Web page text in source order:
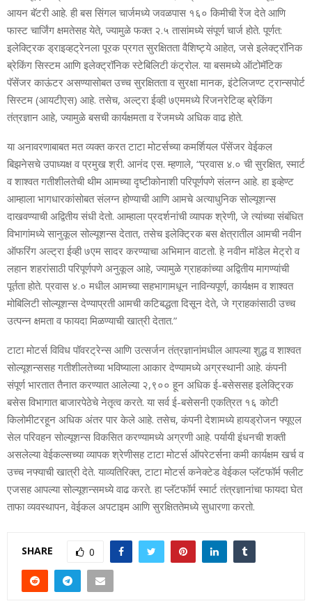
आयन बॅटरी आहे. ही बस सिंगल चार्जमध्‍ये जवळपास १६० किमीची रेंज देते आणि
फास्‍ट चार्जिंग क्षमतेसह येते, ज्‍यामुळे फक्‍त २.५ तासांमध्‍ये संपूर्ण चार्ज होते. पूर्णत:
इलेक्ट्रिक ड्राइव्‍हट्रेनला पूरक प्रगत सुरक्षितता वैशिष्‍ट्ये आहेत, जसे इलेक्‍ट्रॉनिक
ब्रेकिंग सिस्‍टम आणि इलेक्‍ट्रॉनिक स्‍टेबिलिटी कंट्रोल. या बसमध्‍ये ऑटोमॅटिक
पॅसेंजर काऊंटर असण्‍यासोबत उच्‍च सुरक्षितता व सुरक्षा मानक, इंटेलिजण्‍ट ट्रान्‍सपोर्ट
सिस्‍टम (आयटीएस) आहे. तसेच, अल्‍ट्रा ईव्‍ही ७एममध्‍ये रि‍जनरेटिव्‍ह ब्रेकिंग
तंत्रज्ञान आहे, ज्‍यामुळे बसची कार्यक्षमता व रेंजमध्‍ये अधिक वाढ होते.
या अनावरणाबाबत मत व्‍यक्‍त करत टाटा मोटर्सच्‍या कमर्शियल पॅसेंजर वेईकल
बिझनेसचे उपाध्‍यक्ष व प्रमुख श्री. आनंद एस. म्‍हणाले, “प्रवास ४.० ची सुरक्षित, स्‍मार्ट
व शाश्‍वत गतीशीलतेची थीम आमच्‍या दृष्टीकोनाशी परिपूर्णपणे संलग्‍न आहे. हा इव्‍हेण्‍ट
आम्‍हाला भागधारकांसोबत संलग्‍न होण्‍याची आणि आमचे अत्‍याधुनिक सोल्‍यूशन्‍स
दाखवण्‍याची अद्वितीय संधी देतो. आम्‍हाला प्रदर्शनांची व्‍यापक श्रेणी, जे त्‍यांच्‍या संबंधित
विभागांमध्‍ये सानुकूल सोल्‍यूशन्‍स देतात, तसेच इलेक्ट्रिक बस क्षेत्रातील आमची नवीन
ऑफरिंग अल्‍ट्रा ईव्‍ही ७एम सादर करण्‍याचा अभिमान वाटतो. हे नवीन मॉडेल मेट्रो व
लहान शहरांसाठी परिपूर्णपणे अनुकूल आहे, ज्‍यामुळे ग्राहकांच्‍या अद्वितीय मागण्‍यांची
पूर्तता होते. प्रवास ४.० मधील आमच्‍या सहभागामधून नाविन्‍यपूर्ण, कार्यक्षम व शाश्‍वत
मोबिलिटी सोल्‍यूशन्‍स देण्‍याप्रती आमची कटिबद्धता दिसून देते, जे ग्राहकांसाठी उच्‍च
उत्‍पन्‍न क्षमता व फायदा मिळण्‍याची खात्री देतात.”
टाटा मोटर्स विविध पॉवरट्रेन्‍स आणि उत्‍सर्जन तंत्रज्ञानांमधील आपल्‍या शुद्ध व शाश्वत
सोल्‍यूशन्‍ससह गतीशीलतेच्‍या भविष्‍याला आकार देण्‍यामध्‍ये अग्रस्‍थानी आहे. कंपनी
संपूर्ण भारतात तैनात करण्‍यात आलेल्‍या २,९०० हून अधिक ई-बसेससह इलेक्ट्रिक
बसेस विभागात बाजारपेठेचे नेतृत्‍व करते. या सर्व ई-बसेसनी एकत्रित १६ कोटी
किलोमीटरहून अधिक अंतर पार केले आहे. तसेच, कंपनी देशामध्‍ये हायड्रोजन फ्यूएल
सेल परिवहन सोल्‍यूशन्‍स विकसित करण्‍यामध्‍ये अग्रणी आहे. पर्यायी इंधनची शक्‍ती
असलेल्‍या वेईकल्‍सच्‍या व्‍यापक श्रेणीसह टाटा मोटर्स ऑपरेटर्सना कमी कार्यक्षम खर्च व
उच्‍च नफ्याची खात्री देते. याव्‍यतिरिक्त, टाटा मोटर्स कनेक्‍टेड वेईकल प्‍लॅटफॉर्म फ्लीट
एजसह आपल्‍या सोल्‍यूशन्‍समध्‍ये वाढ करते. हा प्‍लॅटफॉर्म स्‍मार्ट तंत्रज्ञानांचा फायदा घेत
ताफा व्‍यवस्‍थापन, वेईकल अपटाइम आणि सुरक्षिततेमध्‍ये सुधारणा करतो.
SHARE 0